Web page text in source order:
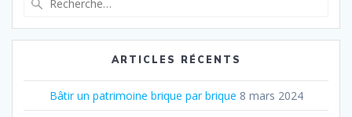
:
ARTICLES RÉCENTS
Bâtir un patrimoine brique par brique 8 mars 2024